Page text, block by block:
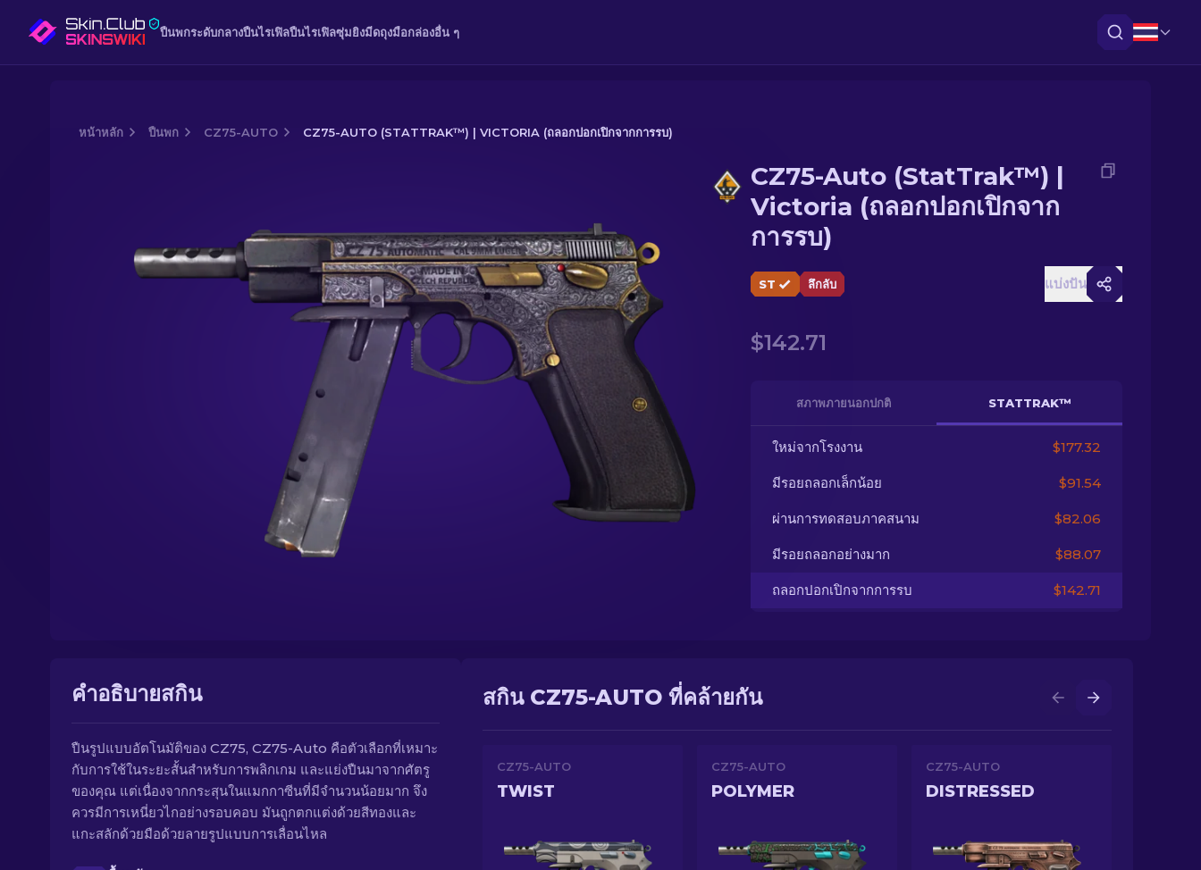
ปืนพกระดับกลางปืนไรเฟิลปืนไรเฟิลซุ่มยิงมีดถุงมือกล่องอื่น ๆ
หน้าหลัก ปืนพก CZ75-AUTO CZ75-AUTO (STATTRAK™) | VICTORIA (ถลอกปอกเปิกจากการรบ)
CZ75-Auto (StatTrak™) |
Victoria (ถลอกปอกเปิกจาก
การรบ)
ST ลึกลับ แบ่งปัน
$142.71
สภาพภายนอกปกติ STATTRAK™
ใหม่จากโรงงาน $177.32
มีรอยถลอกเล็กน้อย $91.54
ผ่านการทดสอบภาคสนาม $82.06
มีรอยถลอกอย่างมาก $88.07
ถลอกปอกเปิกจากการรบ $142.71
คำอธิบายสกิน
ปืนรูปแบบอัตโนมัติของ CZ75, CZ75-Auto คือตัวเลือกที่เหมาะ
กับการใช้ในระยะสั้นสำหรับการพลิกเกม และแย่งปืนมาจากศัตรู
ของคุณ แต่เนื่องจากกระสุนในแมกกาซีนที่มีจำนวนน้อยมาก จึง
ควรมีการเหนี่ยวไกอย่างรอบคอบ มันถูกตกแต่งด้วยสีทองและ
แกะสลักด้วยมือด้วยลายรูปแบบการเลื่อนไหล
สกิน CZ75-AUTO ที่คล้ายกัน
CZ75-AUTO
TWIST
CZ75-AUTO
POLYMER
CZ75-AUTO
DISTRESSED